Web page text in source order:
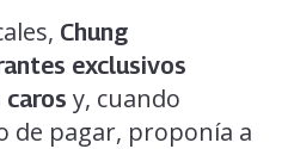
Chung
exclusivos
y, cuando
de pagar, proponía a